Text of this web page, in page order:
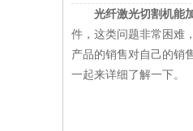
光纤激光切割机能
件，这类问题非常困难
产品的销售对自己的销
一起来详细了解一下。